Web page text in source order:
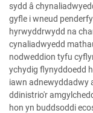
sydd â
gyfle i wneud
hyrwyddrwydd na
cynaliadwyedd
nodweddion tyfu
ychydig flynyddoedd
iawn adnewyddadwy
ddinistrio'r
hon yn buddsoddi